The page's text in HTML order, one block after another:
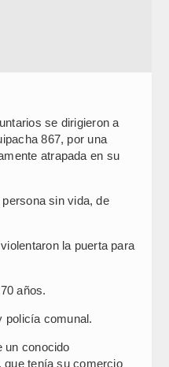
se dirigieron a
867, por una
atrapada en su
sin vida, de
la puerta para
años.
policía comunal.
un conocido
que tenía su comercio